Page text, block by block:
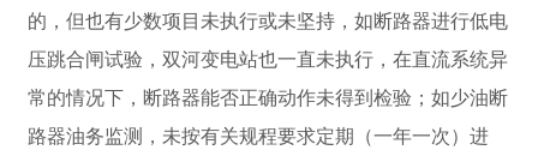
的，但也有少数项目未执行或未坚持，如断路器进行低电
压跳合闸试验，双河变电站也一直未执行，在直流系统异
常的情况下，断路器能否正确动作未得到检验；如少油断
路器油务监测，未按有关规程要求定期（一年一次）进